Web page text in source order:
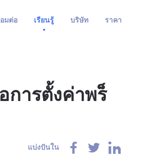
มต่อ เรียนรู้ บริษัท ราคา
การตั้งค่าพร็
แบ่งปันใน